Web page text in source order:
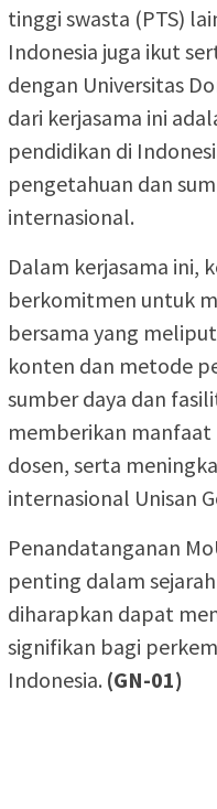
tinggi swasta (PTS)
Indonesia juga ikut
dengan Universitas
dari kerjasama ini
pendidikan di
pengetahuan dan
internasional.
Dalam kerjasama ini,
berkomitmen untuk
bersama yang
konten dan metode
sumber daya dan
memberikan manfaat
dosen, serta
internasional Unisan
Penandatanganan
penting dalam
diharapkan dapat
signifikan bagi
Indonesia. (GN-01)